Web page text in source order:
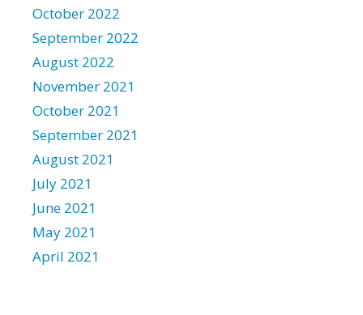
October 2022
September 2022
August 2022
November 2021
October 2021
September 2021
August 2021
July 2021
June 2021
May 2021
April 2021